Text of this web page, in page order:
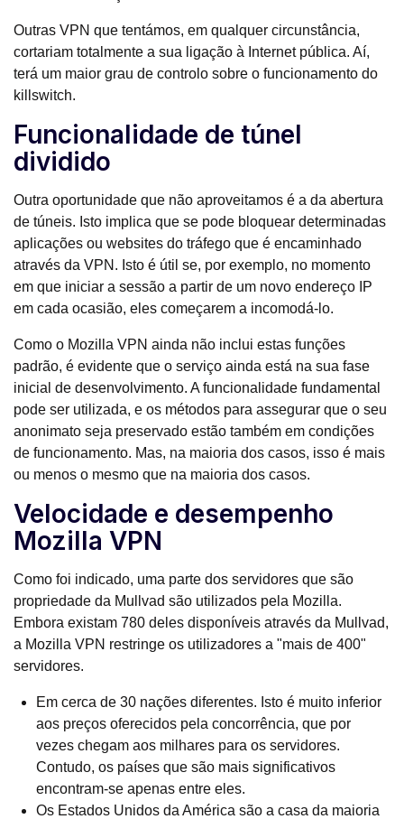
Outras VPN que tentámos, em qualquer circunstância,
cortariam totalmente a sua ligação à Internet pública. Aí,
terá um maior grau de controlo sobre o funcionamento do
killswitch.
Funcionalidade de túnel
dividido
Outra oportunidade que não aproveitamos é a da abertura
de túneis. Isto implica que se pode bloquear determinadas
aplicações ou websites do tráfego que é encaminhado
através da VPN. Isto é útil se, por exemplo, no momento
em que iniciar a sessão a partir de um novo endereço IP
em cada ocasião, eles começarem a incomodá-lo.
Como o Mozilla VPN ainda não inclui estas funções
padrão, é evidente que o serviço ainda está na sua fase
inicial de desenvolvimento. A funcionalidade fundamental
pode ser utilizada, e os métodos para assegurar que o seu
anonimato seja preservado estão também em condições
de funcionamento. Mas, na maioria dos casos, isso é mais
ou menos o mesmo que na maioria dos casos.
Velocidade e desempenho
Mozilla VPN
Como foi indicado, uma parte dos servidores que são
propriedade da Mullvad são utilizados pela Mozilla.
Embora existam 780 deles disponíveis através da Mullvad,
a Mozilla VPN restringe os utilizadores a "mais de 400"
servidores.
Em cerca de 30 nações diferentes. Isto é muito inferior
aos preços oferecidos pela concorrência, que por
vezes chegam aos milhares para os servidores.
Contudo, os países que são mais significativos
encontram-se apenas entre eles.
Os Estados Unidos da América são a casa da maioria